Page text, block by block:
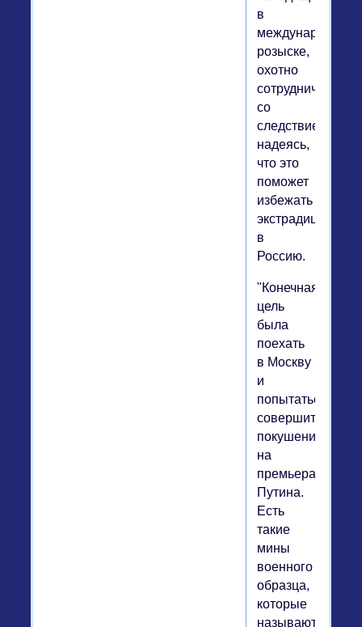
в
международном
розыске,
охотно
сотрудничает
со
следствием,
надеясь,
что это
поможет
избежать
экстрадиции
в
Россию.
"Конечная
цель
была
поехать
в Москву
и
попытаться
совершить
покушение
на
премьера
Путина.
Есть
такие
мины
военного
образца,
которые
называются